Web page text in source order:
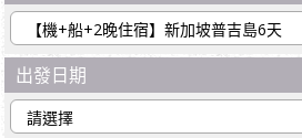
出發日期